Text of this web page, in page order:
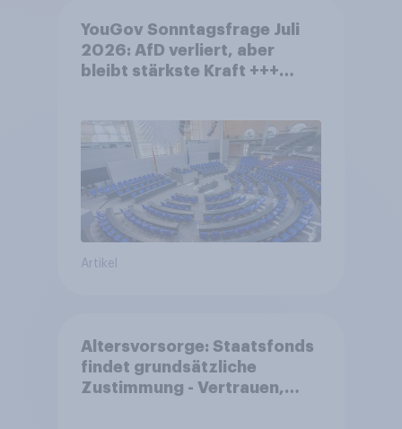
YouGov Sonntagsfrage Juli
2026: AfD verliert, aber
bleibt stärkste Kraft +++
Artikel
Altersvorsorge: Staatsfonds
findet grundsätzliche
Zustimmung - Vertrauen,